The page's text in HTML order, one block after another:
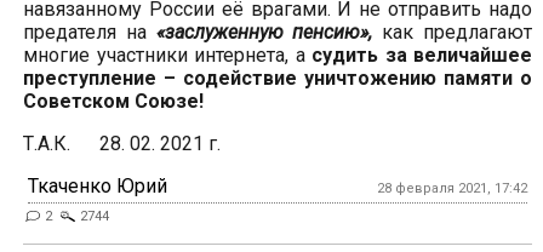
навязанному России её врагами. И не отправить надо
предателя на «заслуженную пенсию», как предлагают
многие участники интернета, а судить за величайшее
преступление – содействие уничтожению памяти о
Советском Союзе!
Т.А.К. 28. 02. 2021 г.
Ткаченко Юрий
28 февраля 2021, 17:42
2
2744